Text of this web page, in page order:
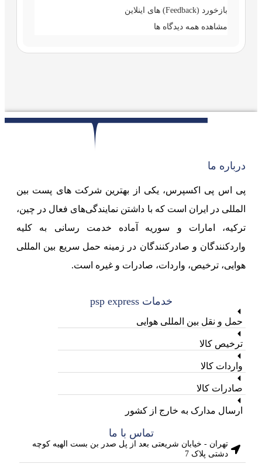
بازخورد (Feedback) های اینلاین
مشاهده همه دیدگاه ها
درباره ما
پی اس پی اکسپرس، یکی از بهترین شرکت های پست بین
المللی در ایران است که با داشتن نمایندگی‌های فعال در چین،
ترکیه، امارات و سوریه آماده خدمت رسانی به کلیه
واردکنندگان و صادرکنندگان در زمینه حمل سریع بین المللی
هوایی، ترخیص، واردات، صادرات و غیره است.
خدمات psp express
حمل و نقل بین المللی هوایی
ترخیص کالا
واردات کالا
صادرات کالا
ارسال مدارک به خارج از کشور
تماس با ما
تهران - خیابان شریعتی بعد از پل صدر بن بست الهیه کوچه
دشتی پلاک 7